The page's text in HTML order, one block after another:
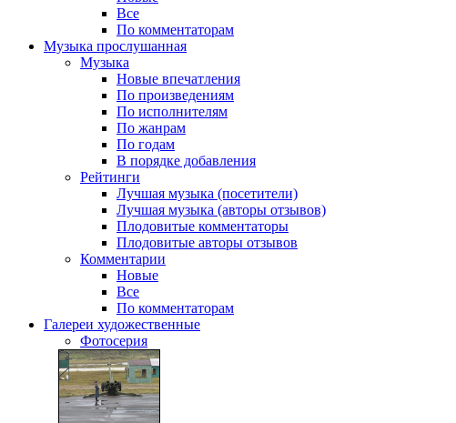
Все
По комментаторам
Музыка прослушанная
Музыка
Новые впечатления
По произведениям
По исполнителям
По жанрам
По годам
В порядке добавления
Рейтинги
Лучшая музыка (посетители)
Лучшая музыка (авторы отзывов)
Плодовитые комментаторы
Плодовитые авторы отзывов
Комментарии
Новые
Все
По комментаторам
Галереи художественные
Фотосерия